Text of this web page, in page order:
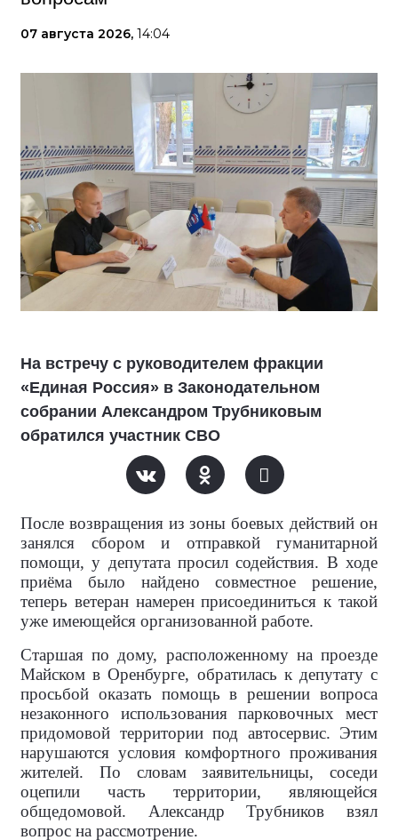
07 августа 2026, 14:04
На встречу с руководителем фракции
«Единая Россия» в Законодательном
собрании Александром Трубниковым
обратился участник СВО
После возвращения из зоны боевых действий он
занялся сбором и отправкой гуманитарной
помощи, у депутата просил содействия. В ходе
приёма было найдено совместное решение,
теперь ветеран намерен присоединиться к такой
уже имеющейся организованной работе.
Старшая по дому, расположенному на проезде
Майском в Оренбурге, обратилась к депутату с
просьбой оказать помощь в решении вопроса
незаконного использования парковочных мест
придомовой территории под автосервис. Этим
нарушаются условия комфортного проживания
жителей. По словам заявительницы, соседи
оцепили часть территории, являющейся
общедомовой. Александр Трубников взял
вопрос на рассмотрение.